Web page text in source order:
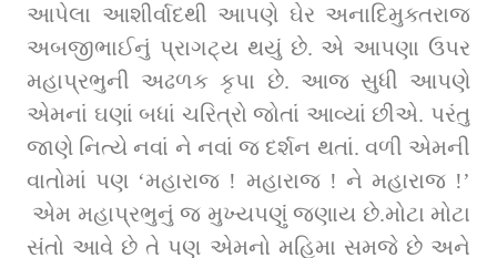
આપેલા આશીર્વાદથી આપણે ઘેર અનાદિમુક્તરાજ
અબજીભાઈનું પ્રાગટ્ય થયું છે. એ આપણા ઉપર
મહાપ્રભુની અઢળક કૃપા છે. આજ સુધી આપણે
એમનાં ઘણાં બધાં ચરિત્રો જોતાં આવ્યાં છીએ. પરંતુ
જાણે નિત્યે નવાં ને નવાં જ દર્શન થતાં. વળી એમની
વાતોમાં પણ ‘મહારાજ ! મહારાજ ! ને મહારાજ !’
એમ મહાપ્રભુનું જ મુખ્યપણું જણાય છે.મોટા મોટા
સંતો આવે છે તે પણ એમનો મહિમા સમજે છે અને